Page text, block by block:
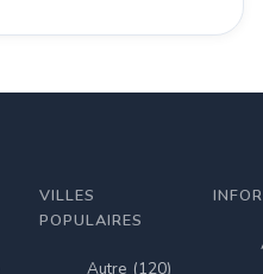
VILLES
POPULAIRES
Autre (120)